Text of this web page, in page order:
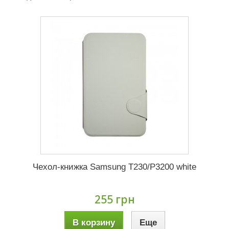
Чехол-книжка Samsung T230/P3200 white
255 грн
В корзину Еще